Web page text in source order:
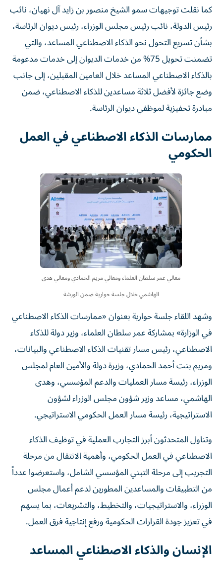
كما نقلت توجيهات سمو الشيخ منصور بن زايد آل نهيان، نائب
رئيس الدولة، نائب رئيس مجلس الوزراء، رئيس ديوان الرئاسة،
بشأن تسريع التحول نحو الذكاء الاصطناعي المساعد، والتي
تضمنت تحويل 75% من خدمات الديوان إلى خدمات مدعومة
بالذكاء الاصطناعي المساعد خلال العامين المقبلين، إلى جانب
وضع جائزة لأفضل ثلاثة مساعدين للذكاء الاصطناعي، ضمن
مبادرة تحفيزية لموظفي ديوان الرئاسة.
ممارسات الذكاء الاصطناعي في العمل
الحكومي
معالي عمر سلطان العلماء ومعالي مريم الحمادي ومعالي هدى
الهاشمي خلال جلسة حوارية ضمن الورشة
وشهد اللقاء جلسة حوارية بعنوان «ممارسات الذكاء الاصطناعي
في الوزارة» بمشاركة عمر سلطان العلماء، وزير دولة للذكاء
الاصطناعي، رئيس مسار تقنيات الذكاء الاصطناعي والبيانات،
ومريم بنت أحمد الحمادي، وزيرة دولة والأمين العام لمجلس
الوزراء، رئيسة مسار العمليات والدعم المؤسسي، وهدى
الهاشمي، مساعد وزير شؤون مجلس الوزراء لشؤون
الاستراتيجية، رئيسة مسار العمل الحكومي الاستراتيجي.
وتناول المتحدثون أبرز التجارب العملية في توظيف الذكاء
الاصطناعي في العمل الحكومي، وأهمية الانتقال من مرحلة
التجريب إلى مرحلة التبني المؤسسي الشامل، واستعرضوا عدداً
من التطبيقات والمساعدين المطورين لدعم أعمال مجلس
الوزراء، والاستراتيجيات، والتخطيط، والتشريعات، بما يسهم
في تعزيز جودة القرارات الحكومية ورفع إنتاجية فرق العمل.
الإنسان والذكاء الاصطناعي المساعد